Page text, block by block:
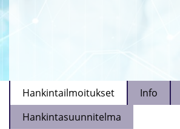
Hankintailmoitukset Info
Hankintasuunnitelma